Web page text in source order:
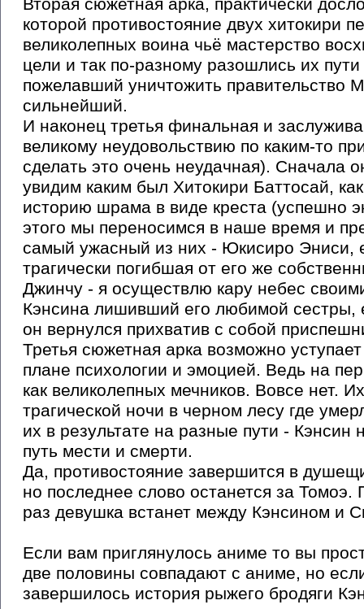
Вторая сюжетная арка, практически
которой противостояние двух
великолепных воина чьё мастерство
цели и так по-разному разошлись их
пожелавший уничтожить правительство
сильнейший.
И наконец третья финальная и
великому неудовольствию по каким-то
сделать это очень неудачная). Сначала
увидим каким был Хитокири Баттосай,
историю шрама в виде креста (успешно
этого мы переносимся в наше время и
самый ужасный из них - Юкисиро
трагически погибшая от его же
Джинчу - я осуществлю кару небес
Кэнсина лишивший его любимой сестры,
он вернулся прихватив с собой
Третья сюжетная арка возможно
плане психологии и эмоцией. Ведь на
как великолепных мечников. Вовсе нет.
трагической ночи в черном лесу где
их в результате на разные пути - Кэнсин
путь мести и смерти.
Да, противостояние завершится в
но последнее слово останется за
раз девушка встанет между Кэнсином и
Если вам приглянулось аниме то вы
две половины совпадают с аниме, но
завершилось история рыжего бродяги